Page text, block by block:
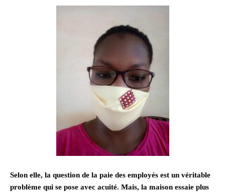
Selon elle, la question de la paie des employés est un véritable
problème qui se pose avec acuité. Mais, la maison essaie plus